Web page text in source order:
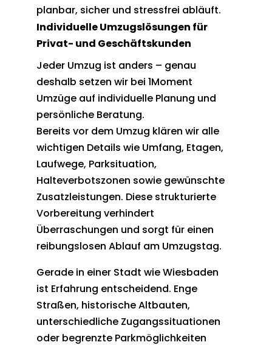
planbar, sicher und stressfrei abläuft.
Individuelle Umzugslösungen für
Privat- und Geschäftskunden
Jeder Umzug ist anders – genau
deshalb setzen wir bei 1Moment
Umzüge auf individuelle Planung und
persönliche Beratung.
Bereits vor dem Umzug klären wir alle
wichtigen Details wie Umfang, Etagen,
Laufwege, Parksituation,
Halteverbotszonen sowie gewünschte
Zusatzleistungen. Diese strukturierte
Vorbereitung verhindert
Überraschungen und sorgt für einen
reibungslosen Ablauf am Umzugstag.
Gerade in einer Stadt wie Wiesbaden
ist Erfahrung entscheidend. Enge
Straßen, historische Altbauten,
unterschiedliche Zugangssituationen
oder begrenzte Parkmöglichkeiten